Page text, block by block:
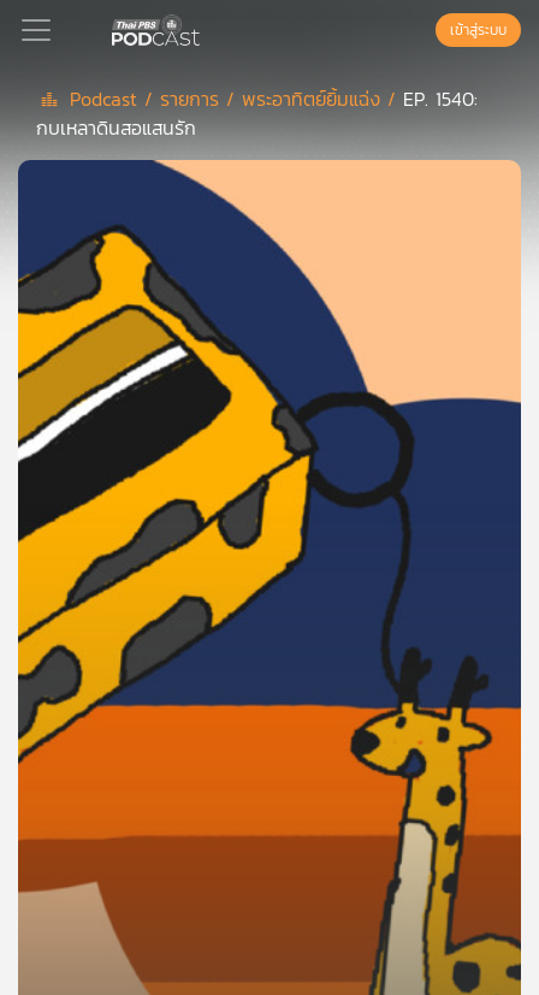
Podcast
ลิ
แนะนำ
เพล
ย์
ลิ
ของ
คุณ
เพลง
บทความ
และ
เข้าสู่ระบบ
Podcast / รายการ /พระอาทิตย์ยิ้มแฉ่ง / EP. 1540:
กบเหลาดินสอแสนรัก